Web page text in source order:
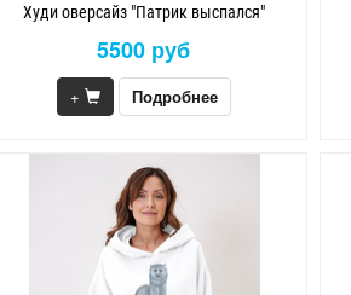
Худи оверсайз "Патрик выспался"
5500 руб
+ Подробнее